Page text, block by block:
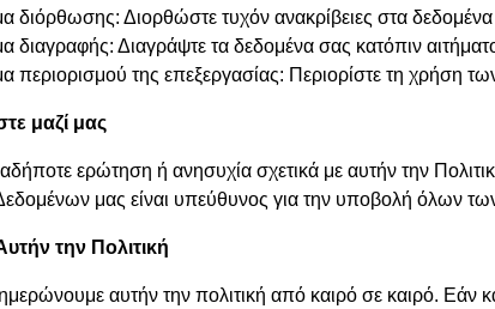
διόρθωσης: Διορθώστε τυχόν ανακρίβειες στα
διαγραφής: Διαγράψτε τα δεδομένα σας κατόπιν
περιορισμού της επεξεργασίας: Περιορίστε τη χρήση
μαζί μας
ερώτηση ή ανησυχία σχετικά με αυτήν την
μας είναι υπεύθυνος για την υποβολή όλων
την Πολιτική
αυτήν την πολιτική από καιρό σε καιρό.